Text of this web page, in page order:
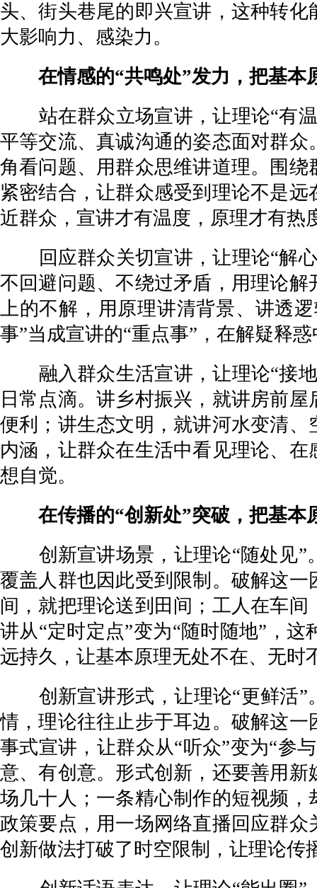
头、街头巷尾的即兴宣讲，这种转
大影响力、感染力。
在情感的“共鸣处”发力，把基本
站在群众立场宣讲，让理论“有温
平等交流、真诚沟通的姿态面对群
角看问题、用群众思维讲道理。围
紧密结合，让群众感受到理论不是
近群众，宣讲才有温度，原理才有热
回应群众关切宣讲，让理论“解心
不回避问题、不绕过矛盾，用理论
上的不解，用原理讲清背景、讲透
事”当成宣讲的“重点事”，在解疑释
融入群众生活宣讲，让理论“接地
日常点滴。讲乡村振兴，就讲房前
便利；讲生态文明，就讲河水变清
内涵，让群众在生活中看见理论、
想自觉。
在传播的“创新处”突破，把基本
创新宣讲场景，让理论“随处见”
覆盖人群也因此受到限制。破解这
间，就把理论送到田间；工人在车
讲从“定时定点”变为“随时随地”，
远持久，让基本原理无处不在、无时
创新宣讲形式，让理论“更鲜活”
情，理论往往止步于耳边。破解这
事式宣讲，让群众从“听众”变为“参
意、有创意。形式创新，还要善用
场几十人；一条精心制作的短视频
政策要点，用一场网络直播回应群
创新做法打破了时空限制，让理论传